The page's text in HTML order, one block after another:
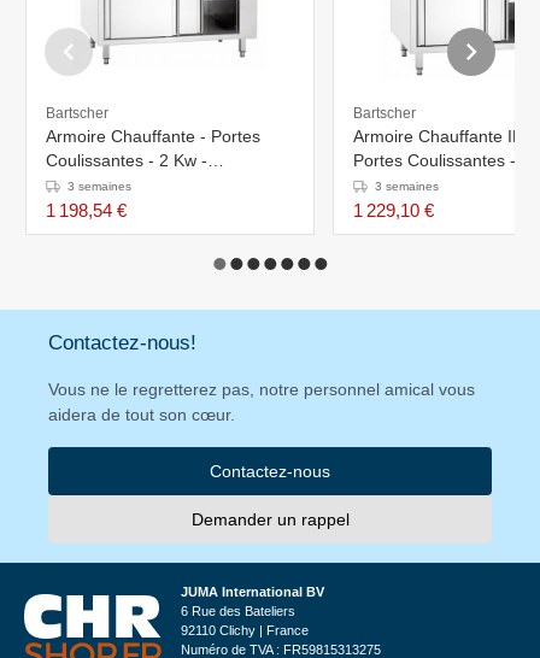
Bartscher
Armoire Chauffante - Portes
Coulissantes - 2 Kw -
1000x700x(h)850 / 900mm
3 semaines
1 198,54 €
Bartscher
Armoire Chauffante
Portes Coulissantes -
2kW - 1000x700x850-
3 semaines
1 229,10 €
Contactez-nous!
Vous ne le regretterez pas, notre personnel amical vous
aidera de tout son cœur.
Contactez-nous
Demander un rappel
JUMA International BV
6 Rue des Bateliers
92110 Clichy | France
Numéro de TVA : FR59815313275